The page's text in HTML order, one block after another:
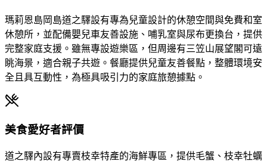
瑪莉恩島岡島道之驛設有專為兒童設計的休憩空間與免費和室
休憩所，並配備嬰兒車友善設施、哺乳室與尿布更換台，提供
完整家庭支援。雖無專設遊樂區，但周邊有三笠山展望閣可遠
眺海景，適合親子共遊。餐廳提供兒童友善餐點，整體環境安
全且具互動性，為極具吸引力的家庭旅憩據點。
美食愛好者評價
道之驛內設有專賣枝幸特產的海鮮專區，提供毛蟹、枝幸牡蠣